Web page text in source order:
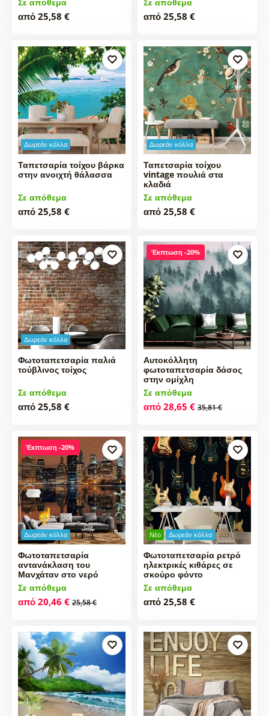
από 25,58 € από 25,58 €
Δωρεάν κόλλα
Ταπετσαρία τοίχου βάρκα
στην ανοιχτή θάλασσα
Σε απόθεμα
από 25,58 €
Δωρεάν κόλλα
Ταπετσαρία τοίχου
vintage πουλιά στα
κλαδιά
Σε απόθεμα
από 25,58 €
Δωρεάν κόλλα
Φωτοταπετσαρία παλιά
τούβλινος τοίχος
Σε απόθεμα
από 25,58 €
Έκπτωση -20%
Αυτοκόλλητη
φωτοταπετσαρία δάσος
στην ομίχλη
Σε απόθεμα
από 28,65 € 35,81 €
Δωρεάν κόλλα
Έκπτωση -20%
Φωτοταπετσαρία
αντανάκλαση του
Μανχάταν στο νερό
Σε απόθεμα
από 20,46 € 25,58 €
Νέο Δωρεάν κόλλα
Φωτοταπετσαρία ρετρό
ηλεκτρικές κιθάρες σε
σκούρο φόντο
Σε απόθεμα
από 25,58 €